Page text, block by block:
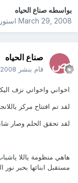
بواسطهصناع الحياه
March 29, 2008
صناع الحياه
قام بنشر
اخواني واخواتي نزف
لقد تم افتتاح مركز
لقد تحقق الحلم وصار
هاهي منظومة ياللا
مستقبل ابنائها بحبر